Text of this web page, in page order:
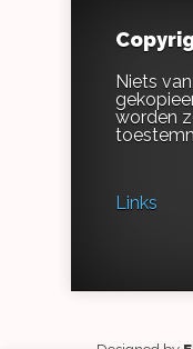
Niets
worden
Links